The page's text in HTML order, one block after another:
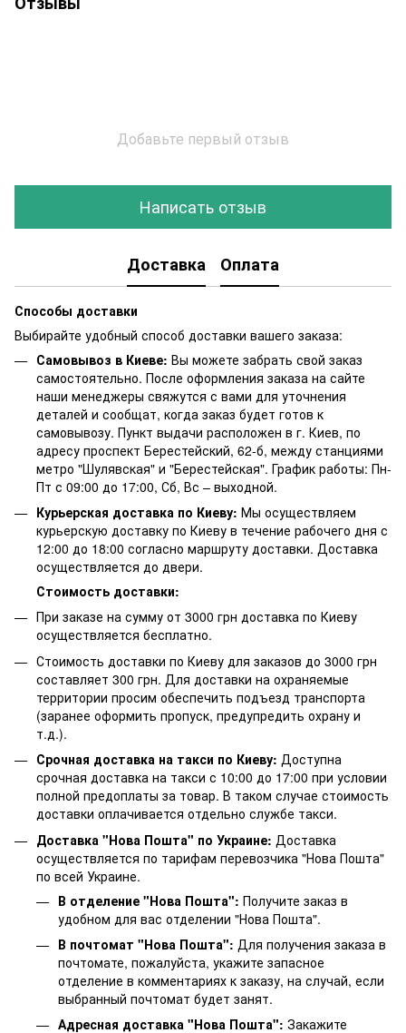
Добавьте первый отзыв
Написать отзыв
Доставка Оплата
Способы доставки
Выбирайте удобный способ доставки вашего заказа:
Самовывоз в Киеве: Вы можете забрать свой заказ
самостоятельно. После оформления заказа на сайте
наши менеджеры свяжутся с вами для уточнения
деталей и сообщат, когда заказ будет готов к
самовывозу. Пункт выдачи расположен в г. Киев, по
адресу проспект Берестейский, 62-б, между станциями
метро "Шулявская" и "Берестейская". График работы: Пн-
Пт с 09:00 до 17:00, Сб, Вс – выходной.
Курьерская доставка по Киеву: Мы осуществляем
курьерскую доставку по Киеву в течение рабочего дня с
12:00 до 18:00 согласно маршруту доставки. Доставка
осуществляется до двери.
Стоимость доставки:
При заказе на сумму от 3000 грн доставка по Киеву
осуществляется бесплатно.
Стоимость доставки по Киеву для заказов до 3000 грн
составляет 300 грн. Для доставки на охраняемые
территории просим обеспечить подъезд транспорта
(заранее оформить пропуск, предупредить охрану и
т.д.).
Срочная доставка на такси по Киеву: Доступна
срочная доставка на такси с 10:00 до 17:00 при условии
полной предоплаты за товар. В таком случае стоимость
доставки оплачивается отдельно службе такси.
Доставка "Нова Пошта" по Украине: Доставка
осуществляется по тарифам перевозчика "Нова Пошта"
по всей Украине.
В отделение "Нова Пошта": Получите заказ в
удобном для вас отделении "Нова Пошта".
В почтомат "Нова Пошта": Для получения заказа в
почтомате, пожалуйста, укажите запасное
отделение в комментариях к заказу, на случай, если
выбранный почтомат будет занят.
Адресная доставка "Нова Пошта": Закажите